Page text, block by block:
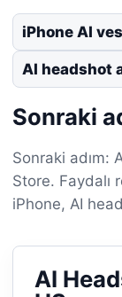
iPhone AI
AI headshot
Sonraki
Sonraki adım:
Store. Faydalı
iPhone, AI
AI